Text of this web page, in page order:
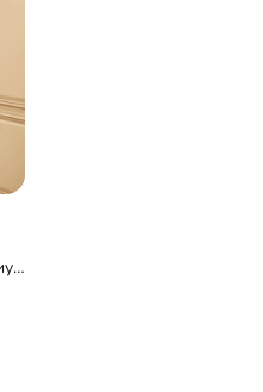
Торцевой комод Салленс Премиум с зеркалом